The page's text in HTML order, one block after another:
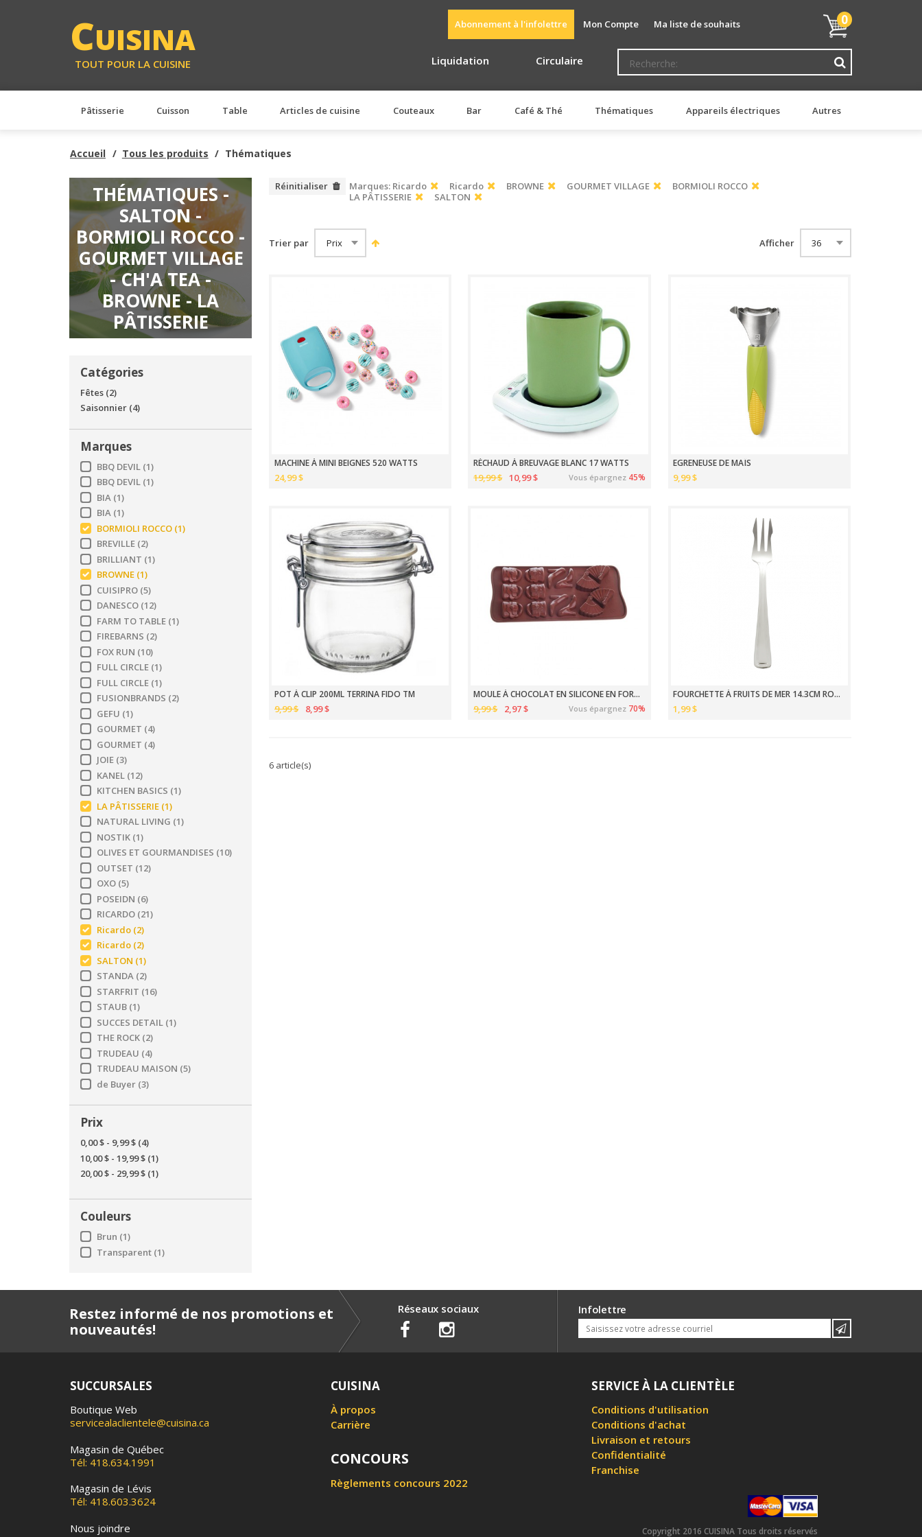
CUISINA
TOUT POUR LA CUISINE
Mon
panier
0
Abonnement à l'infolettre Mon Compte Ma liste de souhaits
Liquidation Circulaire
Pâtisserie Cuisson Table Articles de cuisine Couteaux Bar Café & Thé Thématiques Appareils électriques Autres
Accueil Tous les produits Thématiques
THÉMATIQUES -
SALTON -
BORMIOLI ROCCO -
GOURMET VILLAGE
- CH'A TEA -
BROWNE - LA
PÂTISSERIE
Catégories
Fêtes (2)
Saisonnier (4)
Marques
BBQ DEVIL (1)
BBQ DEVIL (1)
BIA (1)
BIA (1)
BORMIOLI ROCCO (1)
BREVILLE (2)
BRILLIANT (1)
BROWNE (1)
CUISIPRO (5)
DANESCO (12)
FARM TO TABLE (1)
FIREBARNS (2)
FOX RUN (10)
FULL CIRCLE (1)
FULL CIRCLE (1)
FUSIONBRANDS (2)
GEFU (1)
GOURMET (4)
GOURMET (4)
JOIE (3)
KANEL (12)
KITCHEN BASICS (1)
LA PÂTISSERIE (1)
NATURAL LIVING (1)
NOSTIK (1)
OLIVES ET GOURMANDISES (10)
OUTSET (12)
OXO (5)
POSEIDN (6)
RICARDO (21)
Ricardo (2)
Ricardo (2)
SALTON (1)
STANDA (2)
STARFRIT (16)
STAUB (1)
SUCCES DETAIL (1)
THE ROCK (2)
TRUDEAU (4)
TRUDEAU MAISON (5)
de Buyer (3)
Prix
0,00 $ - 9,99 $ (4)
10,00 $ - 19,99 $ (1)
20,00 $ - 29,99 $ (1)
Couleurs
Brun (1)
Transparent (1)
Marques: Ricardo Ricardo BROWNE GOURMET VILLAGE
BORMIOLI ROCCO
LA PÂTISSERIE
SALTON
Réinitialiser
Trier par Afficher
MACHINE À MINI BEIGNES 520 WATTS
24,99 $
RÉCHAUD À BREUVAGE BLANC 17 WATTS
19,99 $ 10,99 $ Vous épargnez 45%
EGRENEUSE DE MAÏS
9,99 $
POT À CLIP 200ML TERRINA FIDO TM
9,99 $ 8,99 $
MOULE À CHOCOLAT EN SILICONE EN FORME MULTI
9,99 $ 2,97 $ Vous épargnez 70%
FOURCHETTE À FRUITS DE MER 14.3CM ROYAL
1,99 $
6 article(s)
Restez informé de nos promotions et
nouveautés!
Réseaux sociaux Infolettre
SUCCURSALES
Boutique Web
servicealaclientele@cuisina.ca
Magasin de Québec
Tél: 418.634.1991
Magasin de Lévis
Tél: 418.603.3624
Nous joindre
CUISINA
À propos
Carrière
CONCOURS
Règlements concours 2022
SERVICE À LA CLIENTÈLE
Conditions d'utilisation
Conditions d'achat
Livraison et retours
Confidentialité
Franchise
Copyright 2016 CUISINA Tous droits réservés